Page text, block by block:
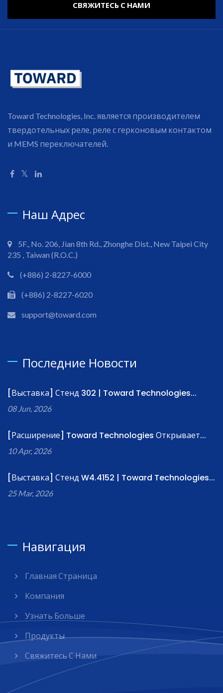
СВЯЖИТЕСЬ С НАМИ
Toward Technologies, Inc. является производителем
твердотельных реле, реле с герконовым контактом
и MEMS переключателей.
Наш Адрес
5F., No. 206, Jian 8th Rd., Zhonghe Dist., New Taipei City
235 , Taiwan (R.O.C.)
(+886) 2-8227-6000
(+886) 2-8227-6020
support@toward.com
Последние Новости
[Выставка] Стенд 302 | Toward Technologies...
08 Jun, 2026
[Расширение] Toward Technologies Открывает...
10 Apr, 2026
[Выставка] Стенд W4.4152 | Toward Technologies...
25 Mar, 2026
Навигация
Главная Страница
Компания
Узнать Больше
Продукты
Свяжитесь С Нами